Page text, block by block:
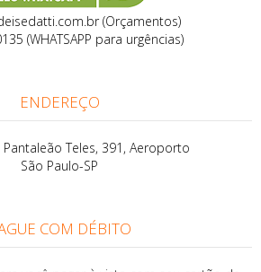
(Orçamentos)
(WHATSAPP para urgências)
ENDEREÇO
Pantaleão Teles, 391, Aeroporto
São Paulo-SP
COM DÉBITO